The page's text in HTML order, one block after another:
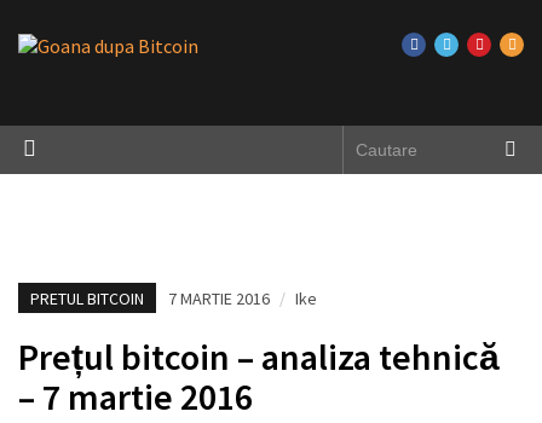
PRETUL BITCOIN 7 MARTIE 2016 / Ike
Prețul bitcoin – analiza tehnică
– 7 martie 2016